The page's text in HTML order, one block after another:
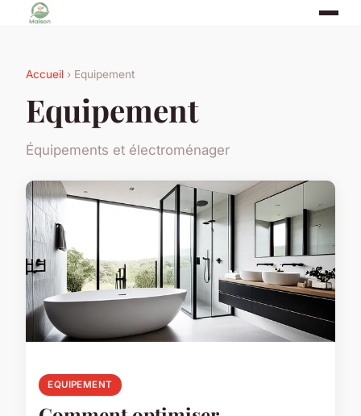
Accueil › Equipement
Equipement
Équipements et électroménager
EQUIPEMENT